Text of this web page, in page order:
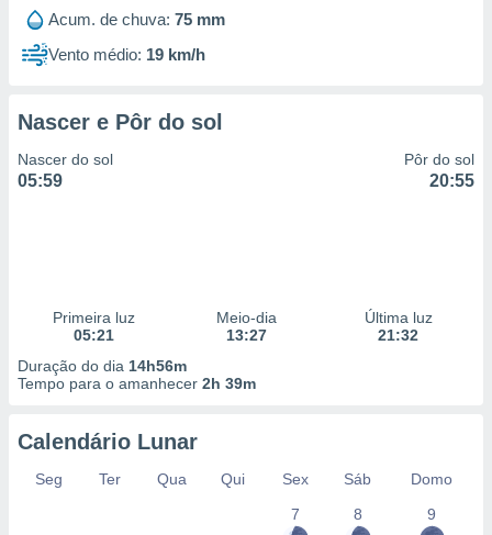
Acum. de chuva: 75 mm
Vento médio: 19 km/h
Nascer e Pôr do sol
Nascer do sol
05:59
Pôr do sol
20:55
Primeira luz
05:21
Meio-dia
13:27
Última luz
21:32
Duração do dia 14h56m
Tempo para o amanhecer 2h 39m
Calendário Lunar
Seg Ter Qua Qui Sex Sáb
Domo
7
8 9